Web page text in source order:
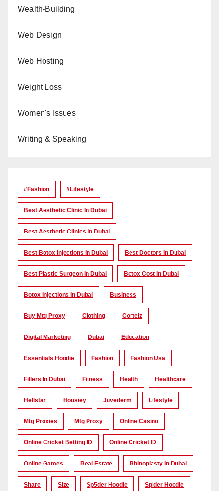
Wealth-Building
Web Design
Web Hosting
Weight Loss
Women's Issues
Writing & Speaking
#Fashion #lifestyle
Best Aesthetic Clinic In Dubai
Best Aesthetic Clinics In Dubai
Best Botox Injections In Dubai Best Doctors In Dubai
Best Plastic Surgeon In Dubai Botox Cost In Dubai
Botox Injections In Dubai Business
Buy Mtg Proxy Clothing Corteiz
Digital Marketing Dubai Education
Essentials Hoodie Fashion Fashion Usa
Fillers In Dubai Fitness Health Healthcare
Hellstar Housiey Juvederm Lifestyle
Mtg Proxies Mtg Proxy Online Casino
Online Cricket Betting ID Online Cricket ID
Online Games Real Estate Rhinoplasty In Dubai
Share Size Sp5der Hoodie Spider Hoodie